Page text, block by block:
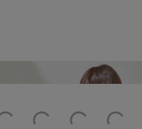
バックスタイル